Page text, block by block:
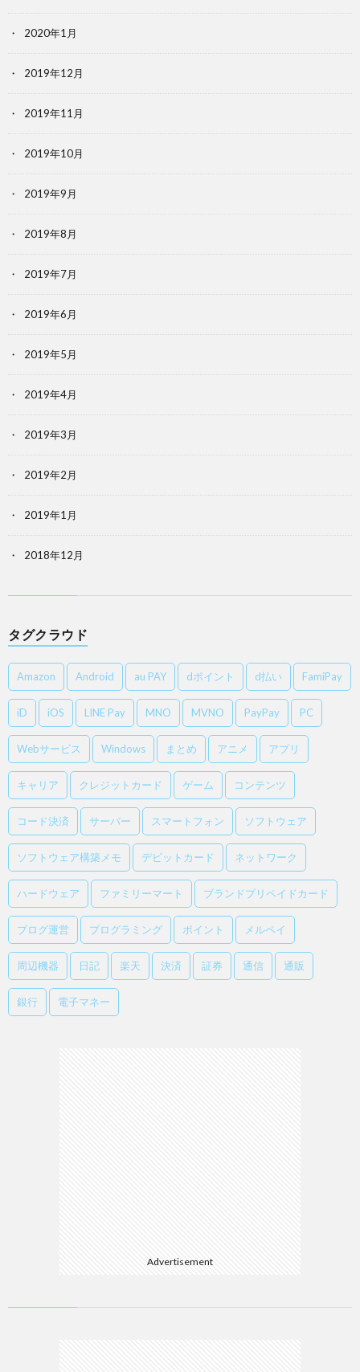
2020年1月
2019年12月
2019年11月
2019年10月
2019年9月
2019年8月
2019年7月
2019年6月
2019年5月
2019年4月
2019年3月
2019年2月
2019年1月
2018年12月
タグクラウド
Amazon Android au PAY dポイント d払い FamiPay
iD iOS LINE Pay MNO MVNO PayPay PC
Webサービス Windows まとめ アニメ アプリ
キャリア クレジットカード ゲーム コンテンツ
コード決済 サーバー スマートフォン ソフトウェア
ソフトウェア構築メモ デビットカード ネットワーク
ハードウェア ファミリーマート ブランドプリペイドカード
ブログ運営 プログラミング ポイント メルペイ
周辺機器 日記 楽天 決済 証券 通信 通販
銀行 電子マネー
Advertisement